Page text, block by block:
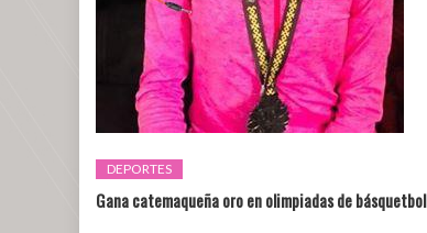
DEPORTES
Gana catemaqueña oro en olimpiadas de básquetbol